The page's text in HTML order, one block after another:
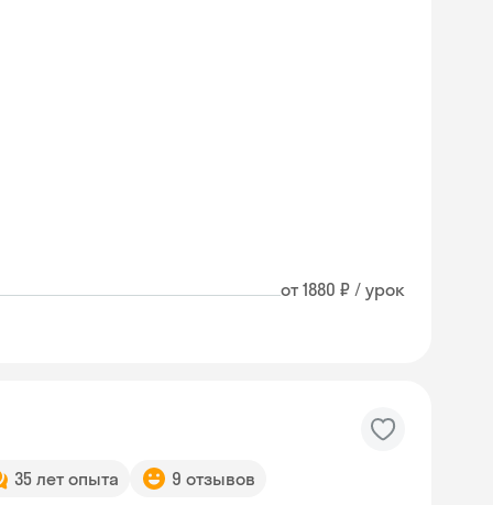
от 1880 ₽ / урок
35 лет опыта 9 отзывов